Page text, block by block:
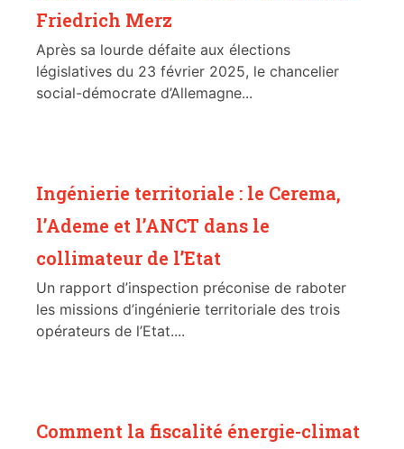
Friedrich Merz
Après sa lourde défaite aux élections
législatives du 23 février 2025, le chancelier
social-démocrate d’Allemagne...
Ingénierie territoriale : le Cerema,
l’Ademe et l’ANCT dans le
collimateur de l’Etat
Un rapport d’inspection préconise de raboter
les missions d’ingénierie territoriale des trois
opérateurs de l’Etat....
Comment la fiscalité énergie-climat